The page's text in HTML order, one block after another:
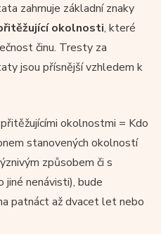
zahrnuje základní znaky
okolnosti, které
činu. Tresty za
jsou přísnější vzhledem k
okolnostmi = Kdo
stanovených okolností
způsobem či s
nenávisti), bude
patnáct až dvacet let nebo